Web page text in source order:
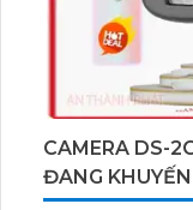
ảnh màu đẹp
Đặc biệt,
ngoại tới 25m,
ngay cả trong
nghệ tiên tiến,
2CE10DF0T-FS
một giải pháp an
CAMERA DS-
ĐANG